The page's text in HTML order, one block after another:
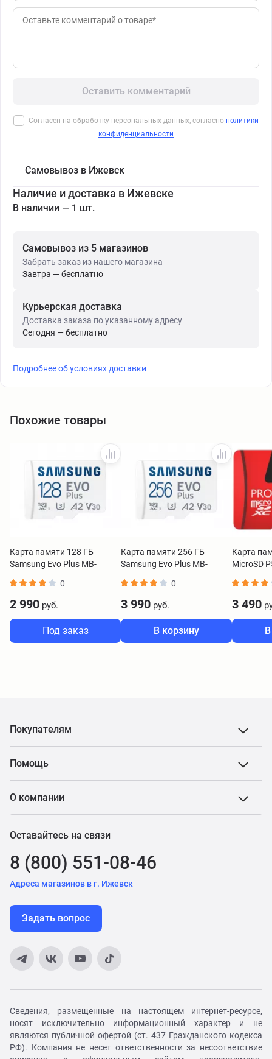
Оставить комментарий
Согласен на обработку персональных данных, согласно политики
конфиденциальности
Самовывоз в Ижевск
Наличие и доставка в Ижевске
В наличии — 1 шт.
Самовывоз из 5 магазинов
Забрать заказ из нашего магазина
Завтра — бесплатно
Курьерская доставка
Доставка заказа по указанному адресу
Сегодня — бесплатно
Подробнее об условиях доставки
Похожие товары
Карта памяти 128 ГБ
Samsung Evo Plus MB-
0
2 990 руб.
Под заказ
Карта памяти 256 ГБ
Samsung Evo Plus MB-
0
3 990 руб.
В корзину
Карта
MicroSD
3 490
Покупателям
Помощь
О компании
Оставайтесь на связи
8 (800) 551-08-46
Адреса магазинов в г. Ижевск
Задать вопрос
Сведения, размещенные на настоящем интернет-ресурсе,
носят исключительно информационный характер и не
являются публичной офертой (ст. 437 Гражданского кодекса
РФ). Компания не несет ответственности за несоответствие